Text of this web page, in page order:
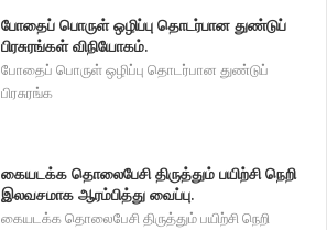
போதைப் பொருள் ஒழிப்பு தொடர்பான துண்டுப்
பிரசுரங்கள் விநியோகம்.
போதைப் பொருள் ஒழிப்பு தொடர்பான துண்டுப்
பிரசுரங்க
கையடக்க தொலைபேசி திருத்தும் பயிற்சி நெறி
இலவசமாக ஆரம்பித்து வைப்பு.
கையடக்க தொலைபேசி திருத்தும் பயிற்சி நெறி